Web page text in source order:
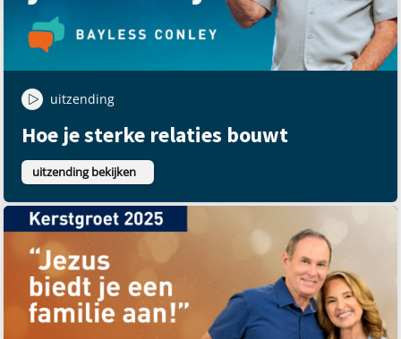
uitzending
Hoe je sterke relaties bouwt
uitzending bekijken